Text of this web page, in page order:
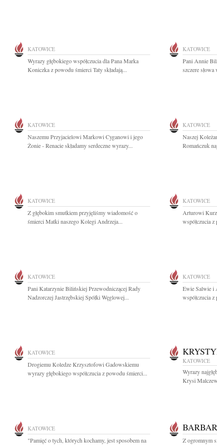
KATOWICE
Wyrazy głębokiego współczucia dla Pana Marka
Koniczka z powodu śmierci Taty składają...
KATOWICE
Pani Annie
szczere
KATOWICE
Naszemu Przyjacielowi Markowi Cyganowi i jego
Żonie - Renacie składamy serdeczne wyrazy...
KATOWICE
Naszej
Romańczuk
KATOWICE
Z głębokim smutkiem przyjęliśmy wiadomość o
śmierci Matki naszego Kolegi Andrzeja...
KATOWICE
Arturowi
współczucia
KATOWICE
Pani Katarzynie Bilińskiej Przewodniczącej Rady
Nadzorczej Jastrzębskiej Spółki Węglowej...
KATOWICE
Ewie Salwie i
współczucia
KATOWICE
Drogiemu Koledze Krzysztofowi Gadowskiemu
wyrazy głębokiego współczucia z powodu śmierci...
KATOWICE
Wyrazy
Krysi
KATOWICE
"Pamięć o tych, których kochamy, jest sposobem na
Z ogromnym